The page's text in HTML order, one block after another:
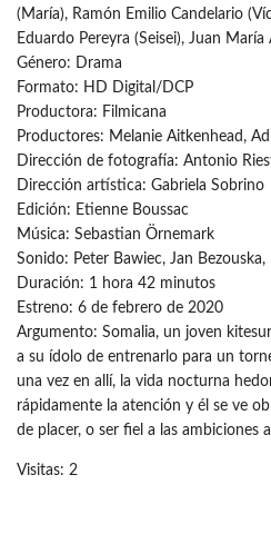
(María), Ramón Emilio Candelario
Eduardo Pereyra (Seisei), Juan
Género: Drama
Formato: HD Digital/DCP
Productora: Filmicana
Productores: Melanie Aitkenhead,
Dirección de fotografía: Antonio
Dirección artística: Gabriela Sobrino
Edición: Etienne Boussac
Música: Sebastian Örnemark
Sonido: Peter Bawiec, Jan Bezouska,
Duración: 1 hora 42 minutos
Estreno: 6 de febrero de 2020
Argumento: Somalia, un joven
a su ídolo de entrenarlo para un
una vez en allí, la vida nocturna
rápidamente la atención y él se ve
de placer, o ser fiel a las ambiciones
Visitas: 2